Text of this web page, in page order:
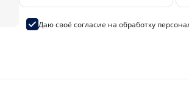
Даю своё согласие на обработку